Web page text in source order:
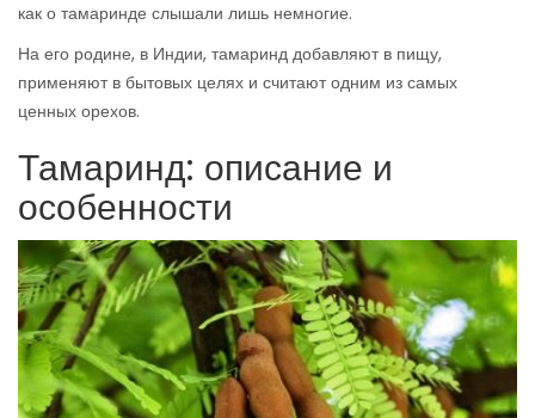
как о тамаринде слышали лишь немногие.
На его родине, в Индии, тамаринд добавляют в пищу,
применяют в бытовых целях и считают одним из самых
ценных орехов.
Тамаринд: описание и
особенности